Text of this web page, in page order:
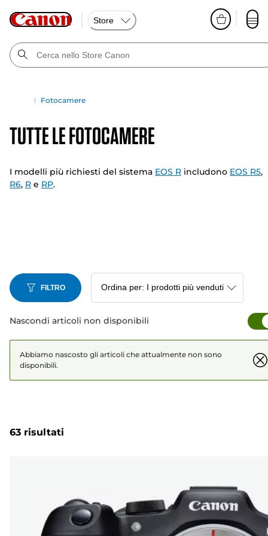
Store
Fotocamere
Tutte le fotocamere
I modelli più richiesti del sistema EOS R includono EOS R5,
R6, R e RP.
FILTRO
Nascondi articoli non disponibili
Abbiamo nascosto gli articoli che attualmente non sono
disponibili.
63 risultati